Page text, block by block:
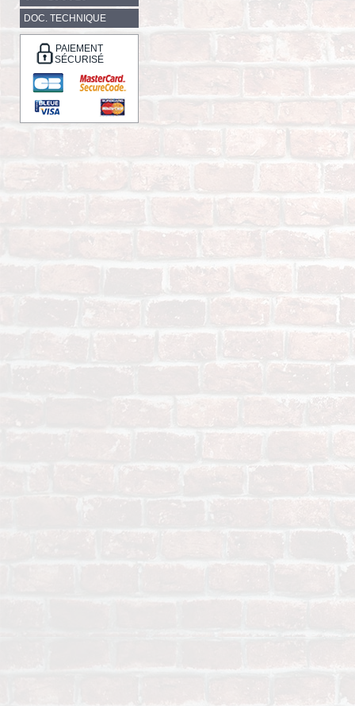
DOC. TECHNIQUE
PAIEMENT
SÉCURISÉ